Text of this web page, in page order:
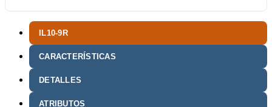
IL10-9R
CARACTERÍSTICAS
DETALLES
ATRIBUTOS